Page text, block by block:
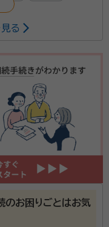
責任者、著作権相談員、防
明家
務して参りました。
ん、様々な行政事務
行い、2015年9月定
録してから、今日
責任者、著作権相談員、
る
お困りごとはお気